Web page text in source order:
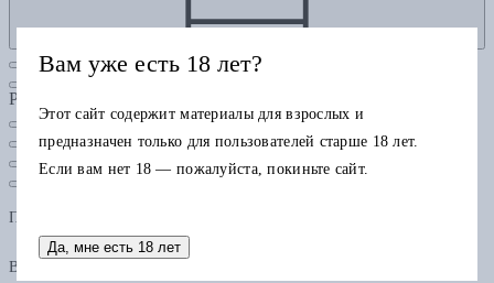
Рубрики
Подарочная карта
В одном заказе можно применить только одну подарочную карту.
Вам уже есть 18 лет?
Этот сайт содержит материалы для взрослых и
предназначен только для пользователей старше 18 лет.
Если вам нет 18 — пожалуйста, покиньте сайт.
Да, мне есть 18 лет